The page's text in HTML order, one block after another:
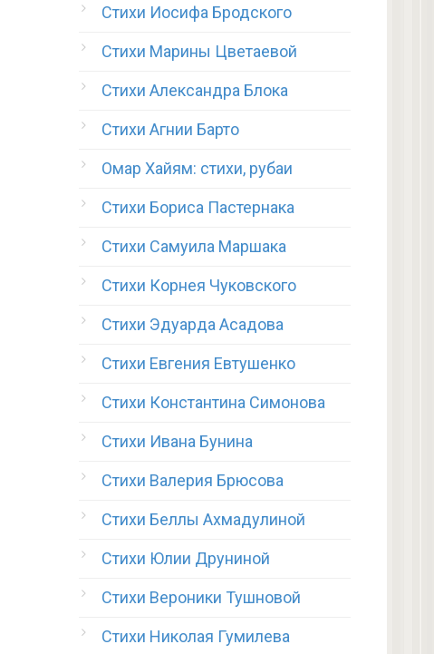
Стихи Иосифа Бродского
Стихи Марины Цветаевой
Стихи Александра Блока
Стихи Агнии Барто
Омар Хайям: стихи, рубаи
Стихи Бориса Пастернака
Стихи Самуила Маршака
Стихи Корнея Чуковского
Стихи Эдуарда Асадова
Стихи Евгения Евтушенко
Стихи Константина Симонова
Стихи Ивана Бунина
Стихи Валерия Брюсова
Стихи Беллы Ахмадулиной
Стихи Юлии Друниной
Стихи Вероники Тушновой
Стихи Николая Гумилева